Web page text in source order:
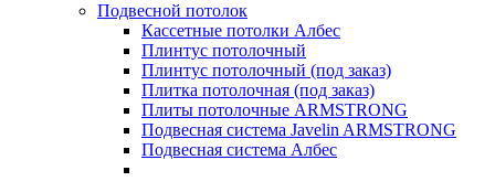
Подвесной потолок
Кассетные потолки Албес
Плинтус потолочный
Плинтус потолочный (под заказ)
Плитка потолочная (под заказ)
Плиты потолочные ARMSTRONG
Подвесная система Javelin ARMSTRONG
Подвесная система Албес